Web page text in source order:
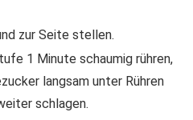
zur Seite stellen.
1 Minute schaumig rühren,
langsam unter Rühren
schlagen.